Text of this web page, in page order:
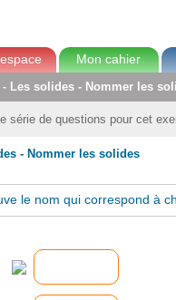
Mon cahier
- Les solides - Nommer les
série de questions pour cet
- Nommer les solides
le nom qui correspond à